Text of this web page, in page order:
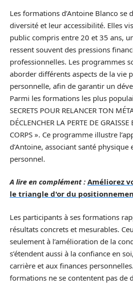
Les formations d’Antoine Blanco se
diversité et leur accessibilité. Elles
public compris entre 20 et 35 ans,
ressent souvent des pressions
professionnelles. Les programmes
aborder différents aspects de la vie
personnelle, afin de garantir un
Parmi les formations les plus
SECRETS POUR RELANCER TON
DÉCLENCHER LA PERTE DE GRAISSE
CORPS ». Ce programme illustre
d’Antoine, associant santé
personnel.
A lire en complément : Améliorez
le triangle d'or du
Les participants à ses formations
résultats concrets et mesurables.
seulement à l’amélioration de la
s’étendent aussi à la confiance en
carrière et aux finances
formations ne se contentent pas de